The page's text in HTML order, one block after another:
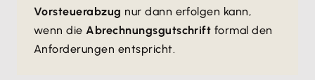
Vorsteuerabzug nur dann erfolgen kann,
wenn dieAbrechnungsgutschrift formal den
Anforderungen entspricht.